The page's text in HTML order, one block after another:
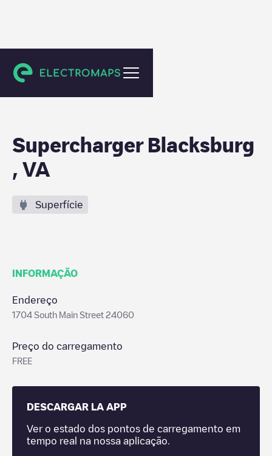
Blacksburg
Supercharger Blacksburg
, VA
Superfície
INFORMAÇÃO
Endereço
1704 South Main Street 24060
Preço do carregamento
FREE
DESCARGAR LA APP
Ver o estado dos pontos de carregamento em
tempo real na nossa aplicação.